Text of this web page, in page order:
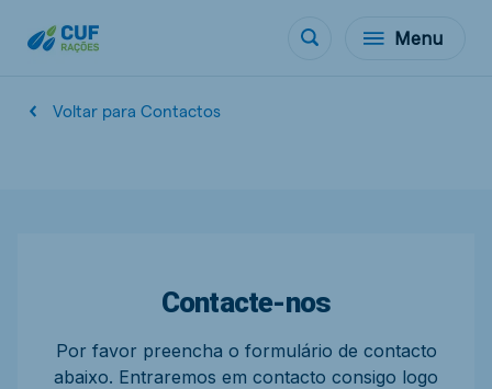
Menu
Voltar para Contactos
Contacte-nos
Por favor preencha o formulário de contacto
abaixo. Entraremos em contacto consigo logo